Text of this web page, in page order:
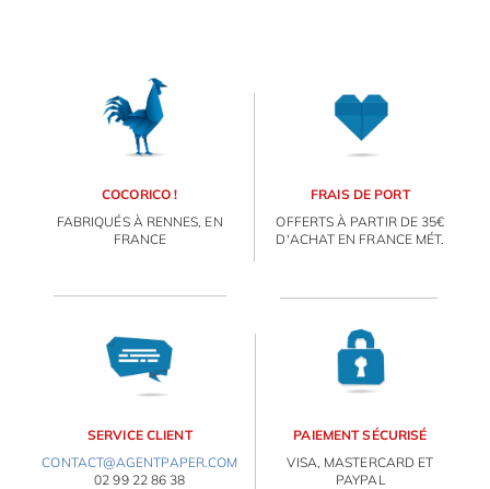
COCORICO !
FABRIQUÉS À RENNES, EN
FRANCE
FRAIS DE PORT
OFFERTS À PARTIR DE 35€
D'ACHAT EN FRANCE MÉT.
SERVICE CLIENT
CONTACT@AGENTPAPER.COM
02 99 22 86 38
PAIEMENT SÉCURISÉ
VISA, MASTERCARD ET
PAYPAL